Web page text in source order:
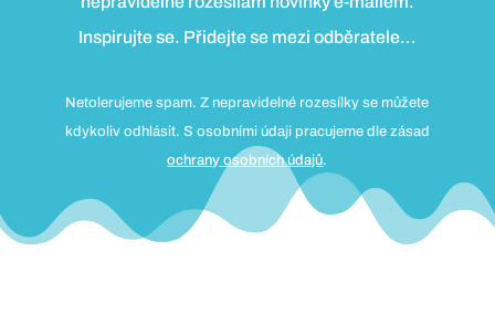
Inspirujte se. Přidejte se mezi odběratele…
Netolerujeme spam. Z nepravidelné rozesílky se můžete
kdykoliv odhlásit. S osobními údaji pracujeme dle zásad
ochrany osobních údajů.